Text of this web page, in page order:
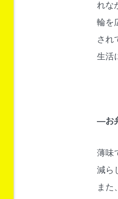
れな
輪を
され
生活
―お
薄味
減ら
また